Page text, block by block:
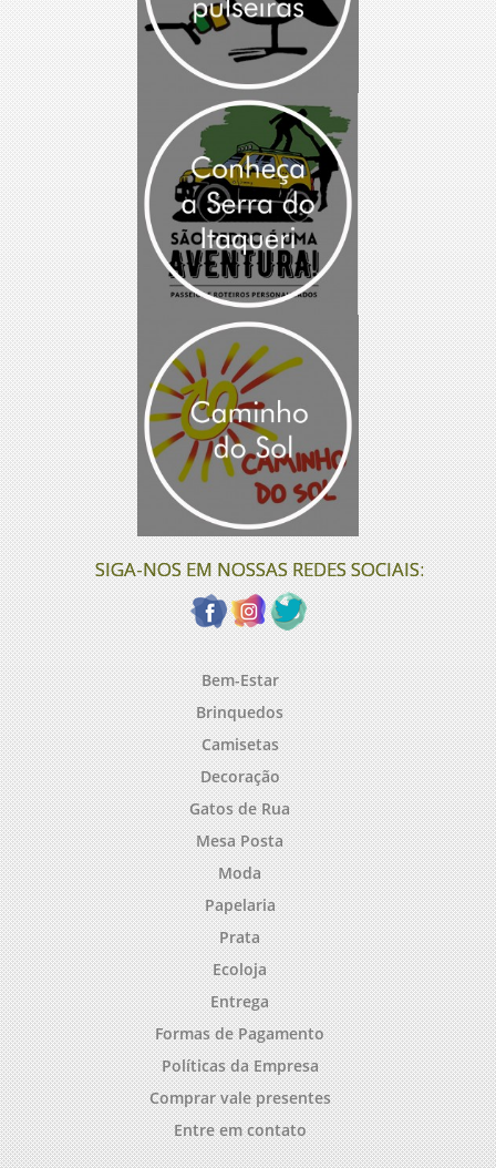
SIGA-NOS EM NOSSAS REDES SOCIAIS:
Bem-Estar
Brinquedos
Camisetas
Decoração
Gatos de Rua
Mesa Posta
Moda
Papelaria
Prata
Ecoloja
Entrega
Formas de Pagamento
Políticas da Empresa
Comprar vale presentes
Entre em contato